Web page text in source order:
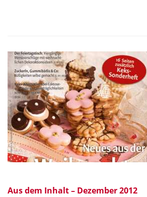
Aus dem Inhalt – Dezember 2012